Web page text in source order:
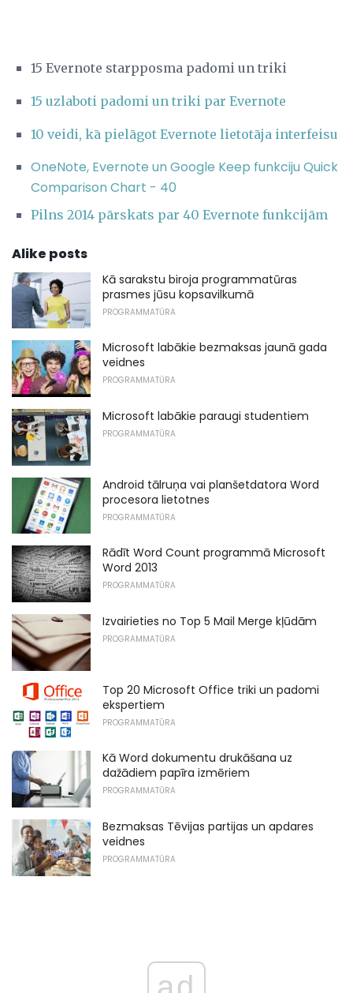
15 Evernote starpposma padomi un triki
15 uzlaboti padomi un triki par Evernote
10 veidi, kā pielāgot Evernote lietotāja interfeisu
OneNote, Evernote un Google Keep funkciju Quick
Comparison Chart - 40
Pilns 2014 pārskats par 40 Evernote funkcijām
Alike posts
Kā sarakstu biroja programmatūras
prasmes jūsu kopsavilkumā
PROGRAMMATŪRA
Microsoft labākie bezmaksas jaunā gada
veidnes
PROGRAMMATŪRA
Microsoft labākie paraugi studentiem
PROGRAMMATŪRA
Android tālruņa vai planšetdatora Word
procesora lietotnes
PROGRAMMATŪRA
Rādīt Word Count programmā Microsoft
Word 2013
PROGRAMMATŪRA
Izvairieties no Top 5 Mail Merge kļūdām
PROGRAMMATŪRA
Top 20 Microsoft Office triki un padomi
ekspertiem
PROGRAMMATŪRA
Kā Word dokumentu drukāšana uz
dažādiem papīra izmēriem
PROGRAMMATŪRA
Bezmaksas Tēvijas partijas un apdares
veidnes
PROGRAMMATŪRA